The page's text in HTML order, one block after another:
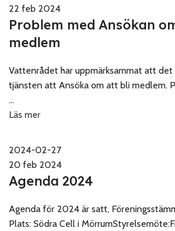
22 feb 2024
Problem med Ansökan
medlem
Vattenrådet har uppmärksammat att
tjänsten att Ansöka om att bli medlem.
...
Läs mer
2024-02-27
20 feb 2024
Agenda 2024
Agenda för 2024 är satt,
Plats: Södra Cell i